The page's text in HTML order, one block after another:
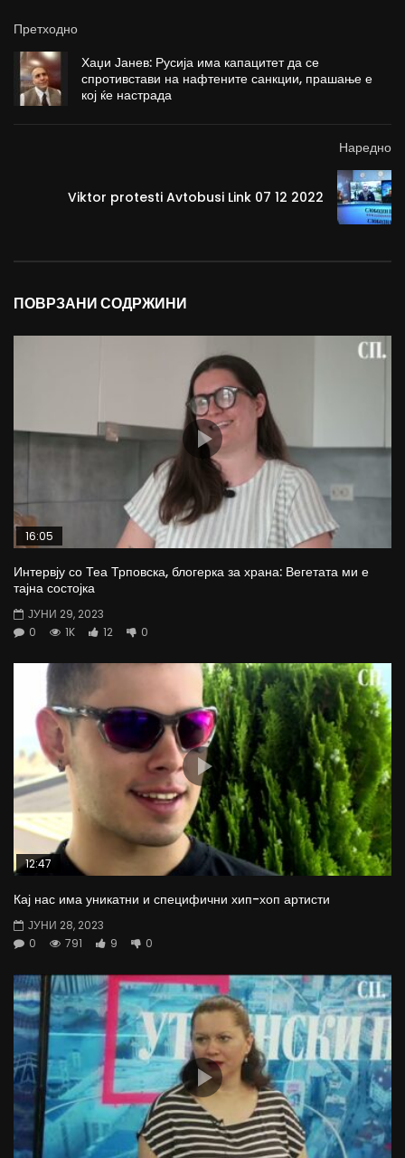
Претходно
Хаџи Јанев: Русија има капацитет да се
спротивстави на нафтените санкции, прашање е
кој ќе настрада
Наредно
Viktor protesti Avtobusi Link 07 12 2022
ПОВРЗАНИ СОДРЖИНИ
16:05
Интервју со Теа Трповска, блогерка за храна: Вегетата ми е
тајна состојка
ЈУНИ 29, 2023
0
1K 12 0
12:47
Кај нас има уникатни и специфични хип-хоп артисти
ЈУНИ 28, 2023
0
791 9 0